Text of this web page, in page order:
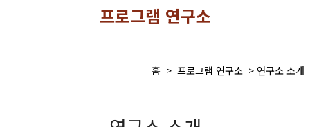
프로그램 연구소
홈 > 프로그램 연구소 > 연구소 소개